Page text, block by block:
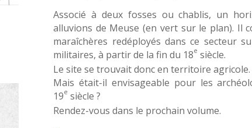
Associé à deux fosses ou chablis, un
alluvions de Meuse (en vert sur le plan). Il
maraîchères redéployés dans ce secteur
militaires, à partir de la fin du 18e siècle.
Le site se trouvait donc en territoire agricole.
Mais était-il envisageable pour les
19e siècle ?
Rendez-vous dans le prochain volume.